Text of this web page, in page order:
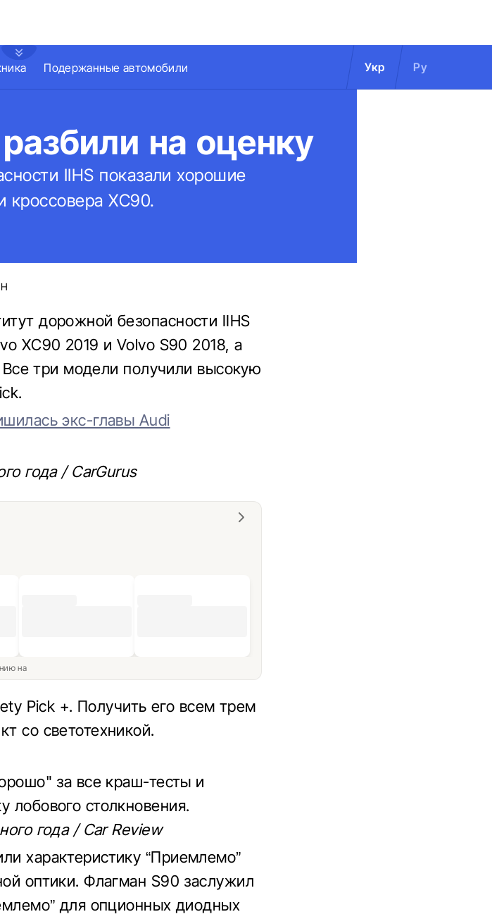
Подержанные автомобили Укр Ру
на оценку
IIHS показали хорошие
кроссовера ХС90.
дорожной безопасности IIHS
XC90 2019 и Volvo S90 2018, а
три модели получили высокую
экс-главы Audi
года / CarGurus
на
Pick +. Получить его всем трем
со светотехникой.
за все краш-тесты и
лобового столкновения.
года / Car Review
характеристику “Приемлемо”
оптики. Флагман S90 заслужил
для опционных диодных